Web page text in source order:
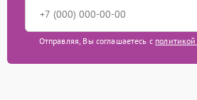
Отправляя, Вы соглашаетесь с